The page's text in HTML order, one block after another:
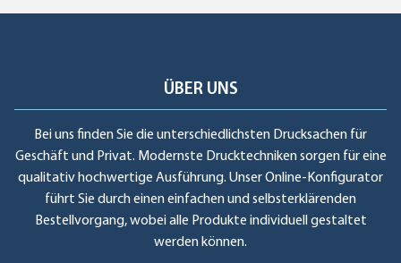
ÜBER UNS
Bei uns finden Sie die unterschiedlichsten Drucksachen für
Geschäft und Privat. Modernste Drucktechniken sorgen für eine
qualitativ hochwertige Ausführung. Unser Online-Konfigurator
führt Sie durch einen einfachen und selbsterklärenden
Bestellvorgang, wobei alle Produkte individuell gestaltet
werden können.